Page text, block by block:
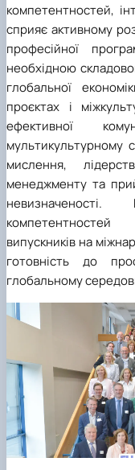
компетентностей,
сприяє активному
професійної
необхідною
глобальної
проєктах і
ефективної
мультикультурному
мислення,
менеджменту та
компетентностей
випускників на
готовність до
глобальному